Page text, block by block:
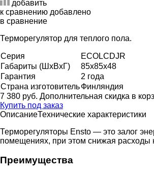
добавить
к сравнению добавлено
в сравнение
Терморегулятор для теплого пола.
Серия
ECOLCDJR
Габариты (ШхВхГ)
85x85x48
Гарантия
2 года
Страна изготовительФинляндия
7 380 руб. Дополнительная скидка в
Купить под заказ
ОписаниеТехнические характеристики
Терморегуляторы Ensto — это залог
помещениях, при этом снижая расходы
Преимущества